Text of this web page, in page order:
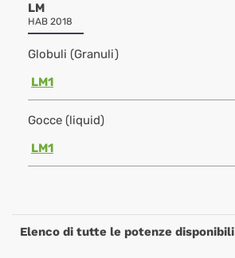
LM
HAB 2018
Globuli (Granuli)
LM1
Gocce (liquid)
LM1
Elenco di tutte le potenze disponibili